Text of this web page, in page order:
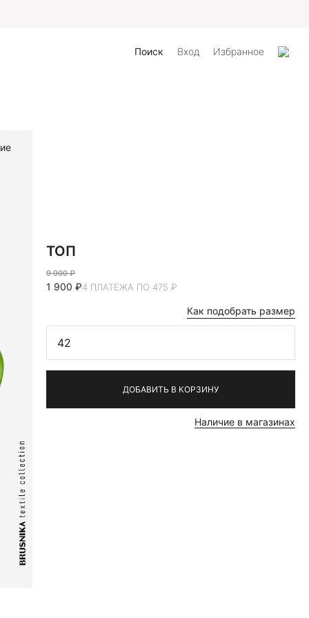
Поиск Вход Избранное
ТОП
9 900 ₽
1 900 ₽4 ПЛАТЕЖА ПО 475 ₽
Как подобрать размер
42
ДОБАВИТЬ В КОРЗИНУ
Наличие в магазинах